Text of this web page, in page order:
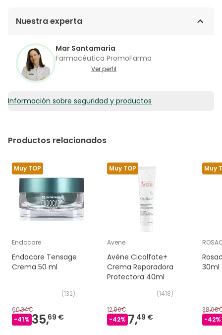
Nuestra experta
Mar Santamaria
Farmacéutica PromoFarma
Ver perfil
Información sobre seguridad y productos
Productos relacionados
Muy TOP
Endocare
Endocare Tensage
Crema 50 ml
(132)
60,34€
-41% 35,69 €
Muy TOP
Avene
Avène Cicalfate+
Crema Reparadora
Protectora 40ml
(1418)
12,90€
-42% 7,49 €
Muy
30ml
-42%